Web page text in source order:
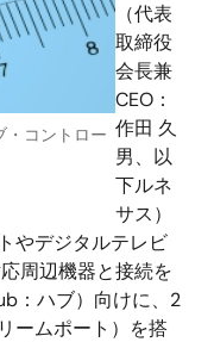
・コントロー
（代表
取締役
会長兼
CEO：
作田 久
男、以
下ルネ
サス）
やデジタルテレビ
周辺機器と接続を
：ハブ）向けに、2
ームポート）を搭